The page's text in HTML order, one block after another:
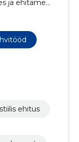
ja ehitame
ehitus